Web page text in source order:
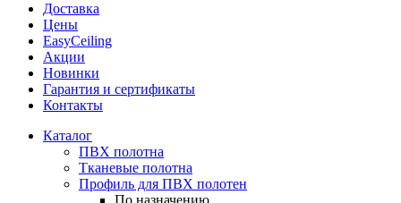
Доставка
Цены
EasyCeiling
Акции
Новинки
Гарантия и сертификаты
Контакты
Каталог
ПВХ полотна
Тканевые полотна
Профиль для ПВХ полотен
По назначению